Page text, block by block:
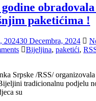
godine
paketićima !
202430 Decembra, 2024
Bijeljina, paketići,
Srpske /RSS/
tradicionalnu podjelu
su